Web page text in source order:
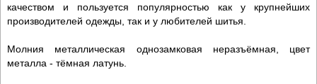
качеством и пользуется популярностью как у крупнейших
производителей одежды, так и у любителей шитья.
Молния металлическая однозамковая неразъёмная, цвет
металла - тёмная латунь.